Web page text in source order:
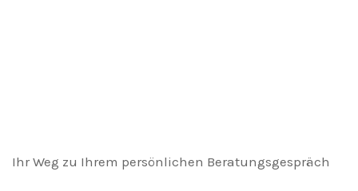
Ihr Weg zu Ihrem persönlichen Beratungsgespräch